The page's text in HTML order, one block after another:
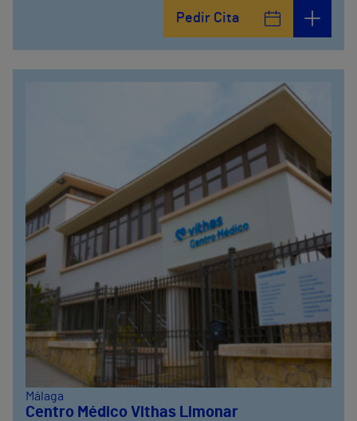
Pedir Cita
Málaga
Centro Médico Vithas Limonar